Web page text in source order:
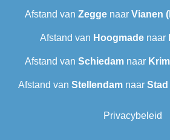
Afstand van Zeggenaar Vianen
Afstand van Hoogmade naar
Afstand van Schiedam naar
Afstand van Stellendamnaar
Privacybeleid